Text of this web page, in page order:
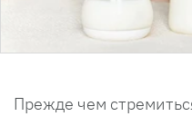
Прежде чем